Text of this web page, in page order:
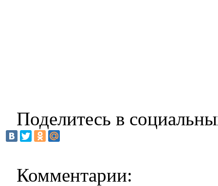
Поделитесь в
Комментарии: